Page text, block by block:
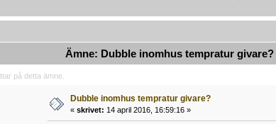
Ämne: Dubble inomhus tempratur
på detta ämne.
Dubble inomhus tempratur givare?
« skrivet: 14 april 2016, 16:59:16 »